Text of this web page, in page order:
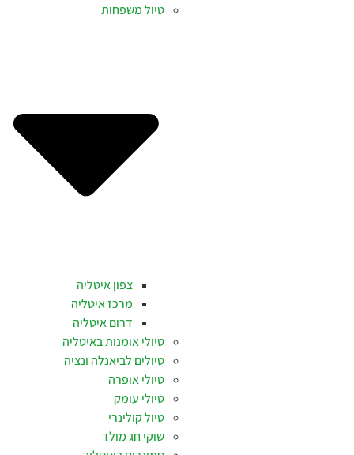
טיול משפחות
צפון איטליה
מרכז איטליה
דרום איטליה
טיולי אומנות באיטליה
טיולים לביאנלה ונציה
טיולי אופרה
טיולי עומק
טיול קולינרי
שוקי חג מולד